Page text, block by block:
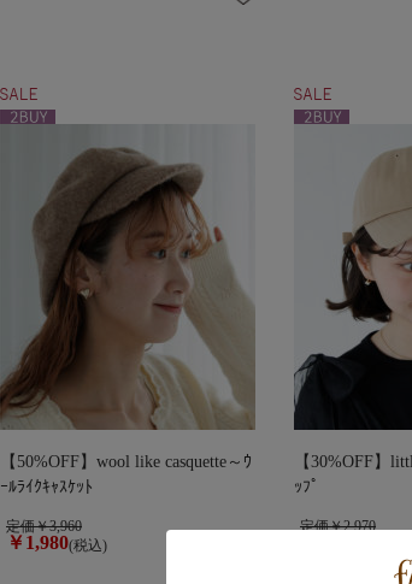
【50%OFF】wool like casquette～ｳ
ｰﾙﾗｲｸｷｬｽｹｯﾄ
定価￥3,960
￥1,980(税込)
【30%OFF】
ｯﾌﾟ
定価￥2,970